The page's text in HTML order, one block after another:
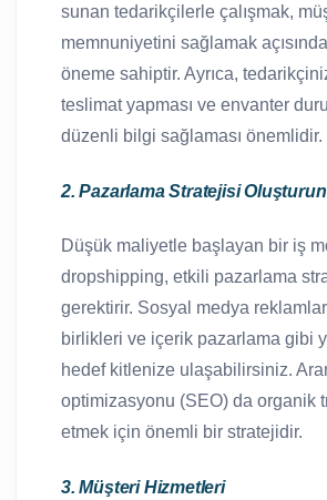
sunan tedarikçilerle çalışmak,
memnuniyetini sağlamak
öneme sahiptir. Ayrıca,
teslimat yapması ve envanter
düzenli bilgi sağlaması önemlidir.
2. Pazarlama Stratejisi Oluşturun
Düşük maliyetle başlayan bir iş
dropshipping, etkili pazarlama
gerektirir. Sosyal medya
birlikleri ve içerik pazarlama gibi
hedef kitlenize ulaşabilirsiniz.
optimizasyonu (SEO) da organik
etmek için önemli bir stratejidir.
3. Müşteri Hizmetleri